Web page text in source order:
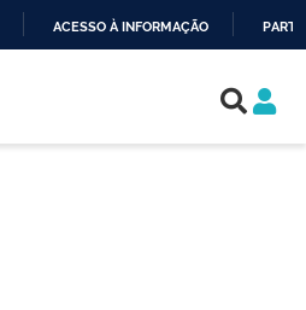
ACESSO À INFORMAÇÃO